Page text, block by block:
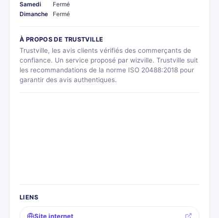
Samedi
Fermé
Dimanche
Fermé
À PROPOS DE TRUSTVILLE
Trustville, les avis clients vérifiés des commerçants de
confiance. Un service proposé par wizville. Trustville suit
les recommandations de la norme ISO 20488:2018 pour
garantir des avis authentiques.
LIENS
Site internet